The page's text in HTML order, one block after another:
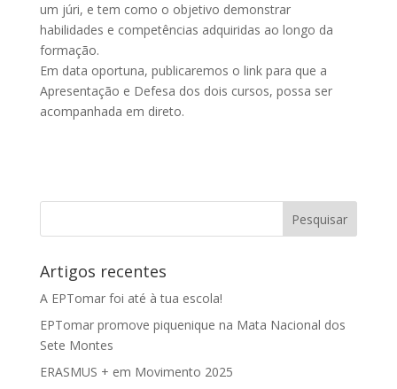
um júri, e tem como o objetivo demonstrar
habilidades e competências adquiridas ao longo da
formação.
Em data oportuna, publicaremos o link para que a
Apresentação e Defesa dos dois cursos, possa ser
acompanhada em direto.
Artigos recentes
A EPTomar foi até à tua escola!
EPTomar promove piquenique na Mata Nacional dos
Sete Montes
ERASMUS + em Movimento 2025